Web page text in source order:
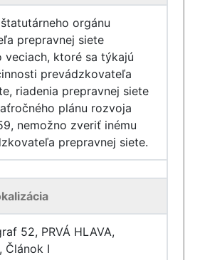
orgánu
prepravnej siete
veciach, ktoré sa týkajú
prevádzkovateľa
riadenia prepravnej siete
plánu rozvoja
nemožno zveriť inému
prepravnej siete.
52, PRVÁ HLAVA,
Článok I